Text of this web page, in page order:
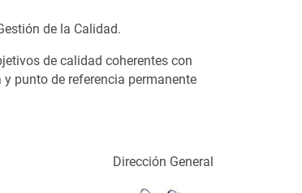
de la Calidad.
de calidad coherentes con
punto de referencia permanente
Dirección General